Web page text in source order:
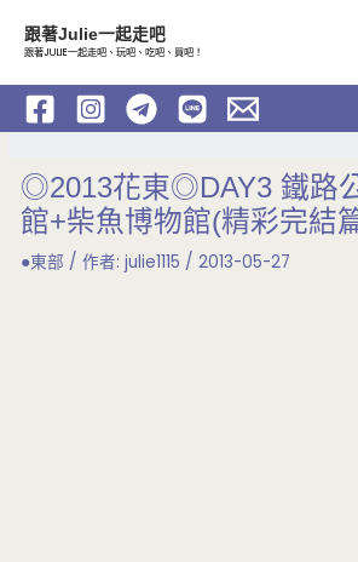
內
跟著Julie一起走吧
跟著JULIE一起走吧、玩吧、吃吧、買吧！
◎2013花東◎DAY3 鐵路
館+柴魚博物館(精彩完結
●東部 / 作者:julie1115 /2013-05-27